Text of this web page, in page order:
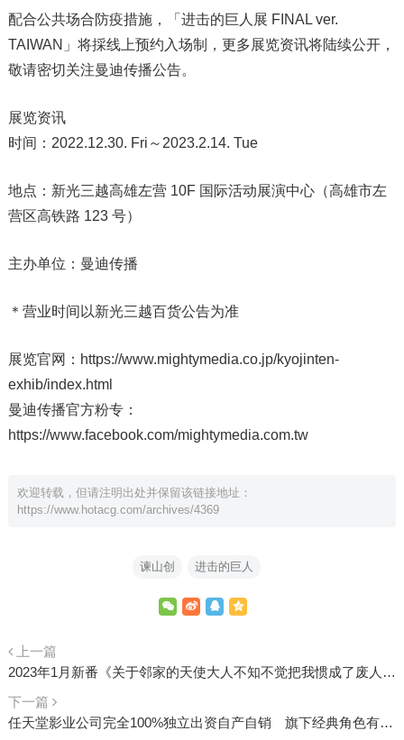
配合公共场合防疫措施，「进击的巨人展 FINAL ver.
TAIWAN」将採线上预约入场制，更多展览资讯将陆续公开，
敬请密切关注曼迪传播公告。
展览资讯
时间：2022.12.30. Fri～2023.2.14. Tue
地点：新光三越高雄左营 10F 国际活动展演中心（高雄市左
营区高铁路 123 号）
主办单位：曼迪传播
＊营业时间以新光三越百货公告为准
展览官网：https://www.mightymedia.co.jp/kyojinten-
exhib/index.html
曼迪传播官方粉专：
https://www.facebook.com/mightymedia.com.tw
欢迎转载，但请注明出处并保留该链接地址：
https://www.hotacg.com/archives/4369
谏山创 进击的巨人
上一篇
2023年1月新番《关于邻家的天使大人不知不觉把我惯成了废人这档子事》正式PV公开
下一篇
任天堂影业公司完全100%独立出资自产自销 旗下经典角色有望登上大银幕